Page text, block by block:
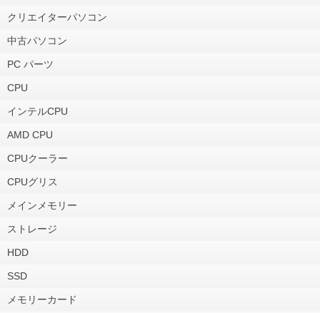
クリエイターパソコン
中古パソコン
PC パーツ
CPU
インテルCPU
AMD CPU
CPUクーラー
CPUグリス
メインメモリー
ストレージ
HDD
SSD
メモリーカード